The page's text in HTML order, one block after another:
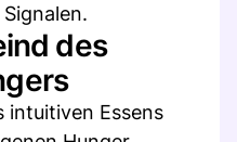
des
intuitiven Essens